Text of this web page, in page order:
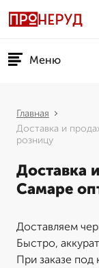
Меню
Главная
Доставка и
розницу
Доставка
Самаре
Доставляем
Быстро,
При заказе